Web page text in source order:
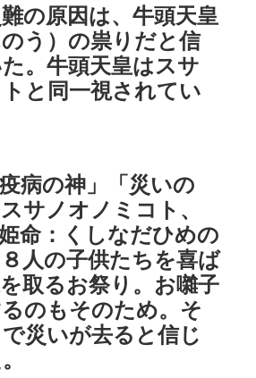
の原因は、牛頭天皇
のう）の祟りだと信
。牛頭天皇はスサ
と同一視されてい
病の神」「災いの
サノオノミコト、
命：くしなだひめの
人の子供たちを喜ば
取るお祭り。お囃子
のもそのため。そ
災いが去ると信じ